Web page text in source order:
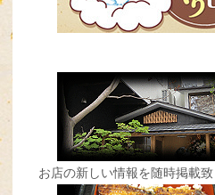
お店の新しい情報を随時掲載致